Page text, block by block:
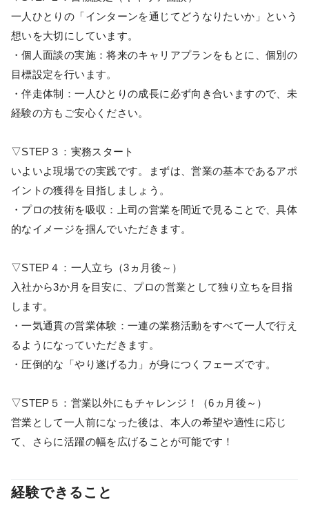
一人ひとりの「インターンを通じてどうなりたいか」という
想いを大切にしています。
・個人面談の実施：将来のキャリアプランをもとに、個別の
目標設定を行います。
・伴走体制：一人ひとりの成長に必ず向き合いますので、未
経験の方もご安心ください。
▽STEP３：実務スタート
いよいよ現場での実践です。まずは、営業の基本であるアポ
イントの獲得を目指しましょう。
・プロの技術を吸収：上司の営業を間近で見ることで、具体
的なイメージを掴んでいただきます。
▽STEP４：一人立ち（3ヵ月後～）
入社から3か月を目安に、プロの営業として独り立ちを目指
します。
・一気通貫の営業体験：一連の業務活動をすべて一人で行え
るようになっていただきます。
・圧倒的な「やり遂げる力」が身につくフェーズです。
▽STEP５：営業以外にもチャレンジ！（6ヵ月後～）
営業として一人前になった後は、本人の希望や適性に応じ
て、さらに活躍の幅を広げることが可能です！
経験できること